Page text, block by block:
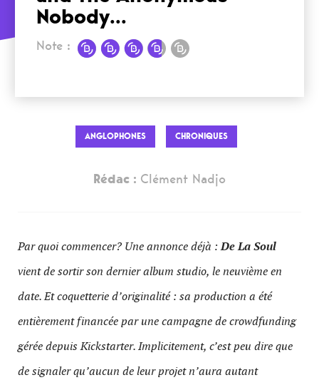
Nobody...
Note :
ANGLOPHONES CHRONIQUES
Rédac : Clément Nadjo
Par quoi commencer? Une annonce déjà :De La Soul
vient de sortir son dernier album studio, le neuvième en
date. Et coquetterie d’originalité : sa production a été
entièrement financée par une campagne de crowdfunding
gérée depuis Kickstarter. Implicitement, c’est peu dire que
de signaler qu’aucun de leur projet n’aura autant